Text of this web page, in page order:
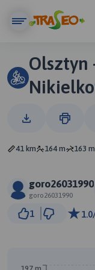
Olsztyn
41 km 164 m 163 m
goro26031990
goro26031990
1